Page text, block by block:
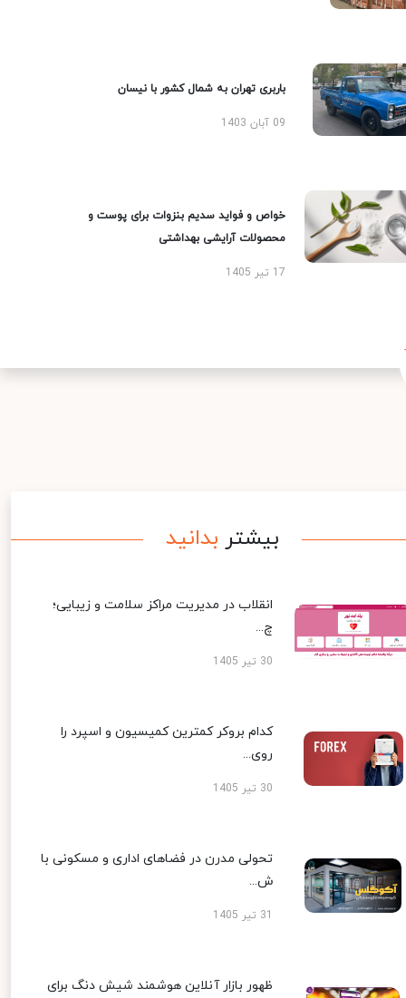
باربری تهران به شمال کشور با نیسان
09 آبان 1403
خواص و فواید سدیم بنزوات برای پوست و
محصولات آرایشی بهداشتی
17 تیر 1405
بیشتر بدانید
انقلاب در مدیریت مراکز سلامت و زیبایی؛
چ...
30 تیر 1405
کدام بروکر کمترین کمیسیون و اسپرد را
روی...
30 تیر 1405
تحولی مدرن در فضاهای اداری و مسکونی با
ش...
ظهور بازار آنلاین هوشمند شیش دنگ برای